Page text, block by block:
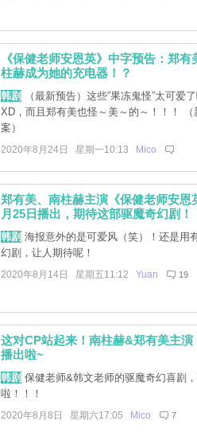
《保健老师安恩英》中字预告：郑
柱赫成为她的充电器！？
韩剧 （最新预告）这些”果冻鬼怪”太可爱
XD，而且郑有美也怪～美～的～！！！ （
案）
2020年8月24日 星期一10:13 Mico
郑有美、南柱赫主演《保健老师安恩
月25日播出，期待这部驱魔奇幻剧！
韩剧 海报意外的是可爱风（笑）！还是用
幻剧，让人期待呢！
2020年8月14日 星期五11:12 Yuan 19
这对CP站起来！南柱赫&郑有美主
播出啦~
韩剧 保健老师&韩文老师的驱魔奇幻喜剧
啦！！！
2020年8月8日 星期六17:05 Mico 7